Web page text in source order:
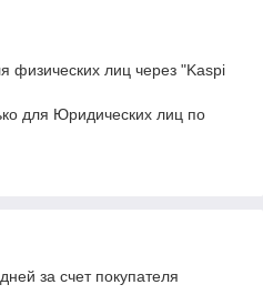
физических лиц через "Kaspi
для Юридических лиц по
за счет покупателя